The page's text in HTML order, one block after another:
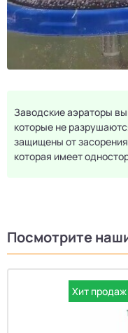
Заводские аэраторы
которые не
защищены от
которая имеет
Посмотрите
Хит продаж